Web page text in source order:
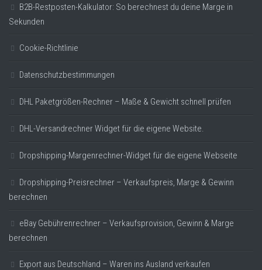
B2B-Restposten-Kalkulator: So berechnest du deine Marge in
Sekunden
Cookie-Richtlinie
Datenschutzbestimmungen
DHL Paketgrößen-Rechner – Maße & Gewicht schnell prüfen
DHL-Versandrechner Widget für die eigene Website.
Dropshipping-Margenrechner-Widget für die eigene Webseite
Dropshipping-Preisrechner – Verkaufspreis, Marge & Gewinn
berechnen
eBay Gebührenrechner – Verkaufsprovision, Gewinn & Marge
berechnen
Export aus Deutschland – Waren ins Ausland verkaufen